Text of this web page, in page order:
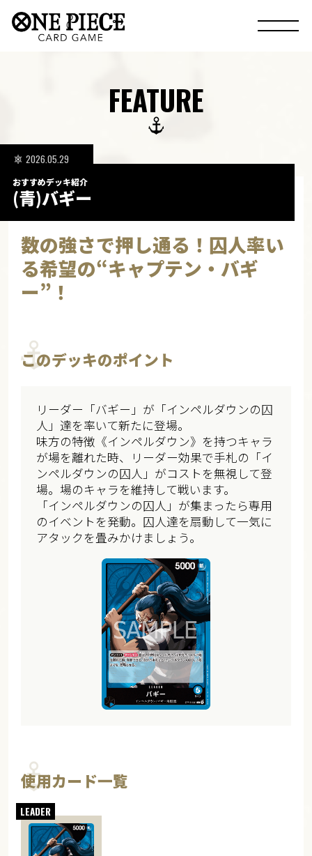
FEATURE
おすすめデッキ紹介
(青)バギー
2026.05.29
数の強さで押し通る！ 囚人率い
る希望の“キャプテン・バギ
ー”！
このデッキのポイント
リーダー「バギー」が「インペルダウンの囚
人」達を率いて新たに登場。
味方の特徴《インペルダウン》を持つキャラ
が場を離れた時、リーダー効果で手札の「イ
ンペルダウンの囚人」がコストを無視して登
場。場のキャラを維持して戦います。
「インペルダウンの囚人」が集まったら専用
のイベントを発動。囚人達を扇動して一気に
アタックを畳みかけましょう。
使用カード一覧